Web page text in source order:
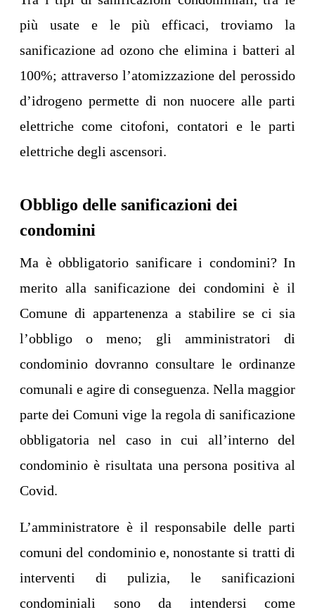
più usate e le più efficaci, troviamo la
sanificazione ad ozono che elimina i batteri al
100%; attraverso l’atomizzazione del perossido
d’idrogeno permette di non nuocere alle parti
elettriche come citofoni, contatori e le parti
elettriche degli ascensori.
Obbligo delle sanificazioni dei
condomini
Ma è obbligatorio sanificare i condomini? In
merito alla sanificazione dei condomini è il
Comune di appartenenza a stabilire se ci sia
l’obbligo o meno; gli amministratori di
condominio dovranno consultare le ordinanze
comunali e agire di conseguenza. Nella maggior
parte dei Comuni vige la regola di sanificazione
obbligatoria nel caso in cui all’interno del
condominio è risultata una persona positiva al
Covid.
L’amministratore è il responsabile delle parti
comuni del condominio e, nonostante si tratti di
interventi di pulizia, le sanificazioni
condominiali sono da intendersi come